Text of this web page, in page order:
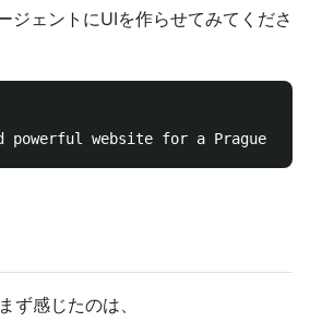
ジェントにUIを作らせてみてくださ
ず感じたのは、